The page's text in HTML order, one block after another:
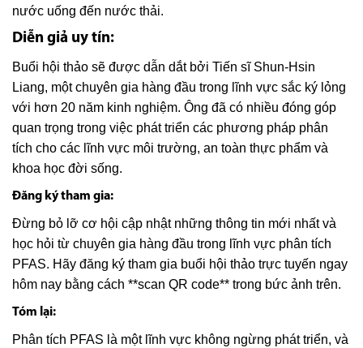
nước uống đến nước thải.
Diễn giả uy tín:
Buổi hội thảo sẽ được dẫn dắt bởi Tiến sĩ Shun-Hsin
Liang, một chuyên gia hàng đầu trong lĩnh vực sắc ký lỏng
với hơn 20 năm kinh nghiệm. Ông đã có nhiều đóng góp
quan trọng trong việc phát triển các phương pháp phân
tích cho các lĩnh vực môi trường, an toàn thực phẩm và
khoa học đời sống.
Đăng ký tham gia:
Đừng bỏ lỡ cơ hội cập nhật những thông tin mới nhất và
học hỏi từ chuyên gia hàng đầu trong lĩnh vực phân tích
PFAS. Hãy đăng ký tham gia buổi hội thảo trực tuyến ngay
hôm nay bằng cách **scan QR code** trong bức ảnh trên.
Tóm lại:
Phân tích PFAS là một lĩnh vực không ngừng phát triển, và